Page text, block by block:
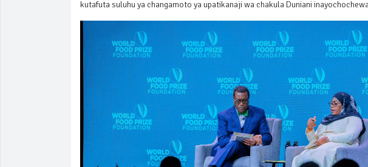
kutafuta suluhu ya changamoto ya upatikanaji wa chakula Duniani